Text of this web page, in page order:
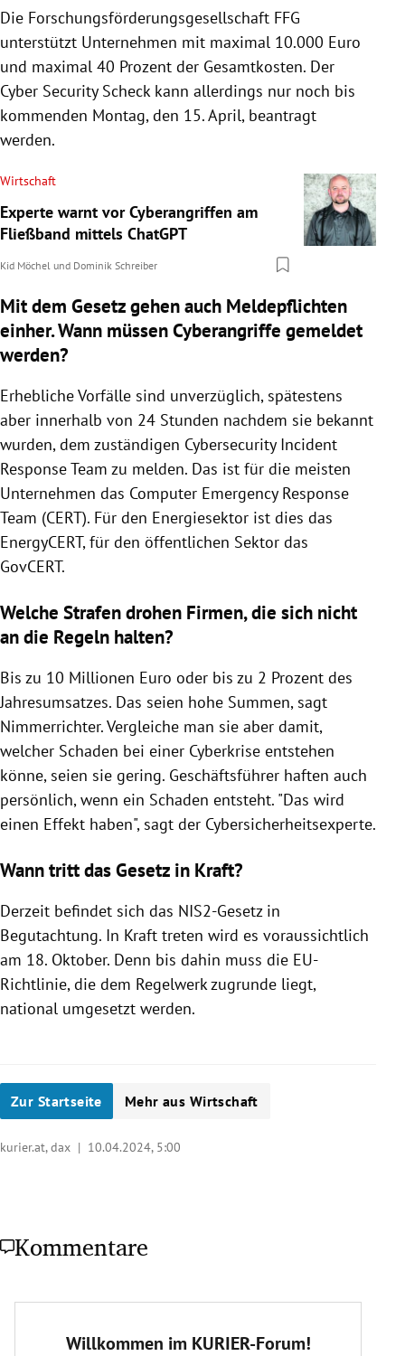
Die Forschungsförderungsgesellschaft FFG
unterstützt Unternehmen mit maximal 10.000 Euro
und maximal 40 Prozent der Gesamtkosten. Der
Cyber Security Scheck kann allerdings nur noch bis
kommenden Montag, den 15. April, beantragt
werden.
Wirtschaft
Experte warnt vor Cyberangriffen am
Fließband mittels ChatGPT
Kid Möchel und Dominik Schreiber
Mit dem Gesetz gehen auch Meldepflichten
einher. Wann müssen Cyberangriffe gemeldet
werden?
Erhebliche Vorfälle sind unverzüglich, spätestens
aber innerhalb von 24 Stunden nachdem sie bekannt
wurden, dem zuständigen Cybersecurity Incident
Response Team zu melden. Das ist für die meisten
Unternehmen das Computer Emergency Response
Team (CERT). Für den Energiesektor ist dies das
EnergyCERT, für den öffentlichen Sektor das
GovCERT.
Welche Strafen drohen Firmen, die sich nicht
an die Regeln halten?
Bis zu 10 Millionen Euro oder bis zu 2 Prozent des
Jahresumsatzes. Das seien hohe Summen, sagt
Nimmerrichter. Vergleiche man sie aber damit,
welcher Schaden bei einer Cyberkrise entstehen
könne, seien sie gering. Geschäftsführer haften auch
persönlich, wenn ein Schaden entsteht. "Das wird
einen Effekt haben", sagt der Cybersicherheitsexperte.
Wann tritt das Gesetz in Kraft?
Derzeit befindet sich das NIS2-Gesetz in
Begutachtung. In Kraft treten wird es voraussichtlich
am 18. Oktober. Denn bis dahin muss die EU-
Richtlinie, die dem Regelwerk zugrunde liegt,
national umgesetzt werden.
Zur Startseite Mehr aus Wirtschaft
kurier.at, dax | 10.04.2024, 5:00
Kommentare